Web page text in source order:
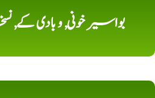
بواسیر خونی, و